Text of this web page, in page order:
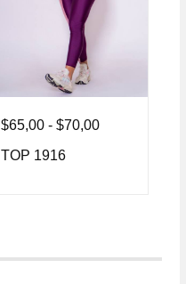
$65,00 - $70,00
TOP 1916